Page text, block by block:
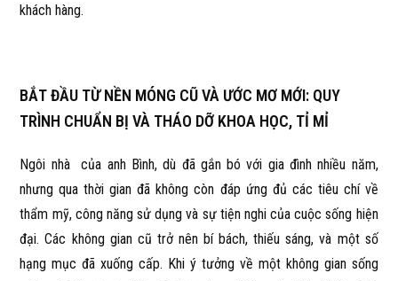
khách hàng.
BẮT ĐẦU TỪ NỀN MÓNG CŨ VÀ ƯỚC MƠ MỚI: QUY
TRÌNH CHUẨN BỊ VÀ THÁO DỠ KHOA HỌC, TỈ MỈ
Ngôi nhà của anh Bình, dù đã gắn bó với gia đình nhiều năm,
nhưng qua thời gian đã không còn đáp ứng đủ các tiêu chí về
thẩm mỹ, công năng sử dụng và sự tiện nghi của cuộc sống hiện
đại. Các không gian cũ trở nên bí bách, thiếu sáng, và một số
hạng mục đã xuống cấp. Khi ý tưởng về một không gian sống